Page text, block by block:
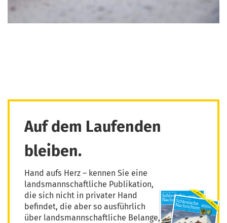
Auf dem Laufenden
bleiben.
Hand aufs Herz – kennen Sie eine
landsmannschaftliche Publikation,
die sich nicht in privater Hand
befindet, die aber so ausführlich
über landsmannschaftliche Belange,